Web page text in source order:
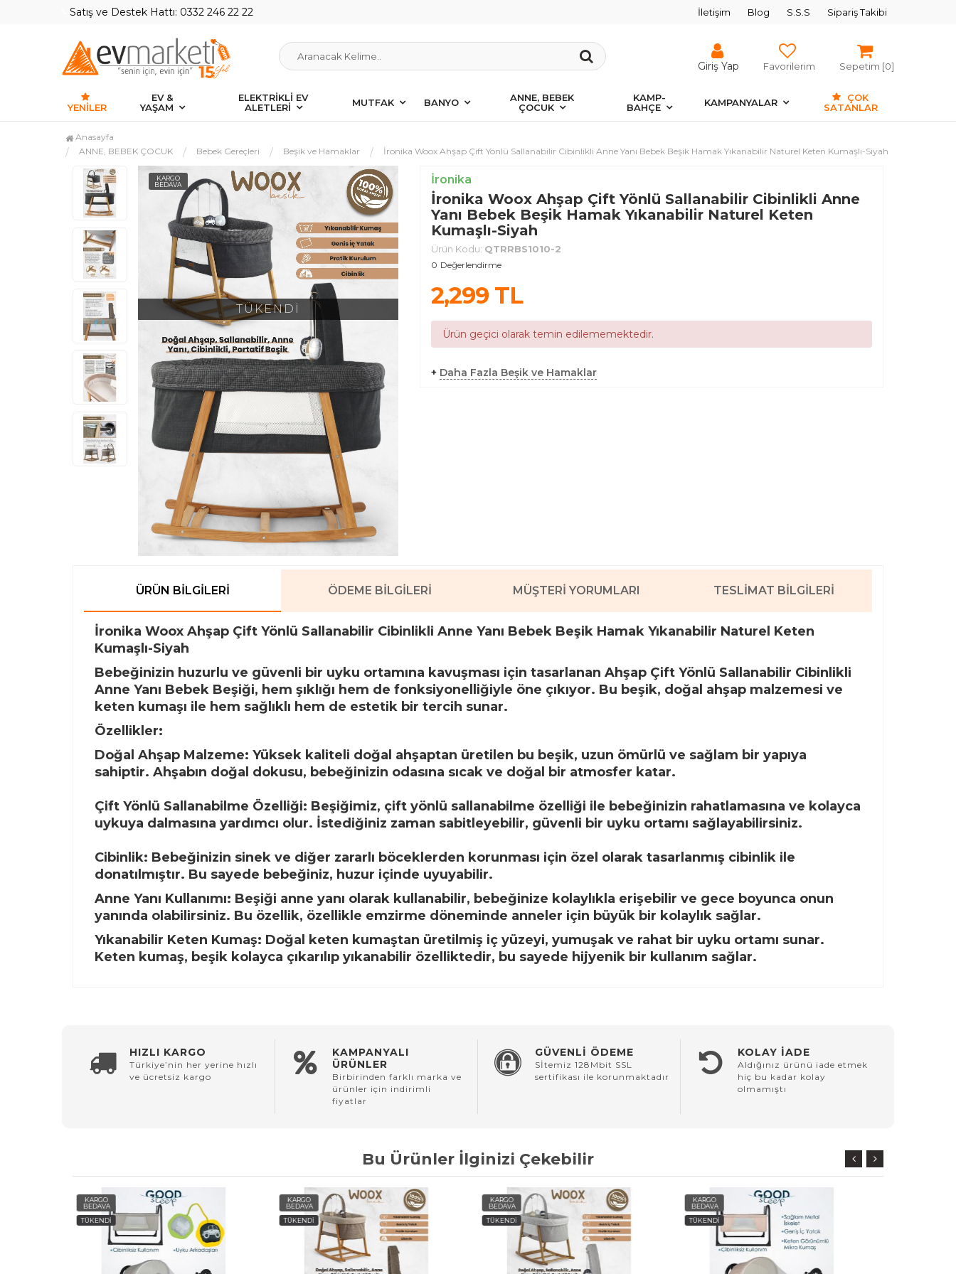
Satış ve Destek Hattı: 0332 246 22 22 İletişim Blog S.S.S Sipariş Takibi
Giriş Yap Favorilerim Sepetim [0]
YENILER
EV &
YAŞAM
ELEKTRİKLİ EV
ALETLERİ
MUTFAK BANYO
ANNE, BEBEK
ÇOCUK
KAMP-
BAHÇE
KAMPANYALAR
ÇOK
SATANLAR
Anasayfa
ANNE, BEBEK ÇOCUK
Bebek Gereçleri Beşik ve Hamaklar İronika Woox Ahşap Çift Yönlü Sallanabilir Cibinlikli Anne Yanı Bebek Beşik Hamak Yıkanabilir Naturel Keten Kumaşlı-Siyah
KARGO
BEDAVA
TÜKENDİ
İronika
İronika Woox Ahşap Çift Yönlü Sallanabilir Cibinlikli Anne
Yanı Bebek Beşik Hamak Yıkanabilir Naturel Keten
Kumaşlı-Siyah
Ürün Kodu: QTRRBS1010-2
0 Değerlendirme
2,299TL
Ürün geçici olarak temin edilememektedir.
+ Daha Fazla Beşik ve Hamaklar
ÜRÜN BILGILERI ÖDEME BILGILERI MÜŞTERI YORUMLARI TESLIMAT BILGILERI
İronika Woox Ahşap Çift Yönlü Sallanabilir Cibinlikli Anne Yanı Bebek Beşik Hamak Yıkanabilir Naturel Keten
Kumaşlı-Siyah
Bebeğinizin huzurlu ve güvenli bir uyku ortamına kavuşması için tasarlanan Ahşap Çift Yönlü Sallanabilir Cibinlikli
Anne Yanı Bebek Beşiği, hem şıklığı hem de fonksiyonelliğiyle öne çıkıyor. Bu beşik, doğal ahşap malzemesi ve
keten kumaşı ile hem sağlıklı hem de estetik bir tercih sunar.
Özellikler:
Doğal Ahşap Malzeme: Yüksek kaliteli doğal ahşaptan üretilen bu beşik, uzun ömürlü ve sağlam bir yapıya
sahiptir. Ahşabın doğal dokusu, bebeğinizin odasına sıcak ve doğal bir atmosfer katar.
Çift Yönlü Sallanabilme Özelliği: Beşiğimiz, çift yönlü sallanabilme özelliği ile bebeğinizin rahatlamasına ve kolayca
uykuya dalmasına yardımcı olur. İstediğiniz zaman sabitleyebilir, güvenli bir uyku ortamı sağlayabilirsiniz.
Cibinlik: Bebeğinizin sinek ve diğer zararlı böceklerden korunması için özel olarak tasarlanmış cibinlik ile
donatılmıştır. Bu sayede bebeğiniz, huzur içinde uyuyabilir.
Anne Yanı Kullanımı: Beşiği anne yanı olarak kullanabilir, bebeğinize kolaylıkla erişebilir ve gece boyunca onun
yanında olabilirsiniz. Bu özellik, özellikle emzirme döneminde anneler için büyük bir kolaylık sağlar.
Yıkanabilir Keten Kumaş: Doğal keten kumaştan üretilmiş iç yüzeyi, yumuşak ve rahat bir uyku ortamı sunar.
Keten kumaş, beşik kolayca çıkarılıp yıkanabilir özelliktedir, bu sayede hijyenik bir kullanım sağlar.
HIZLI KARGO
Türkiye’nin her yerine hızlı
ve ücretsiz kargo
KAMPANYALI
ÜRÜNLER
Birbirinden farklı marka ve
ürünler için indirimli
fiyatlar
GÜVENLİ ÖDEME
Sİtemiz 128Mbit SSL
sertifikası ile korunmaktadır
KOLAY İADE
Aldığınız ürünü iade etmek
hiç bu kadar kolay
olmamıştı
Bu Ürünler İlginizi Çekebilir
KARGO
BEDAVA
TÜKENDİ
KARGO
BEDAVA
TÜKENDİ
KARGO
BEDAVA
TÜKENDİ
KARGO
BEDAVA
TÜKENDİ